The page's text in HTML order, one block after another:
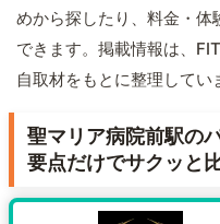
めから探したり、料金・体
できます。掲載情報は、
自取材をもとに整理してい
聖マリア病院前駅の
要点だけでサクッと